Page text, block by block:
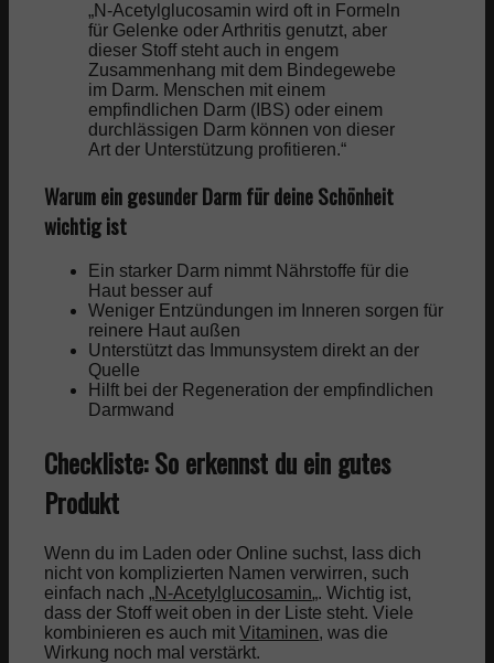
„N-Acetylglucosamin wird oft in Formeln
für Gelenke oder Arthritis genutzt, aber
dieser Stoff steht auch in engem
Zusammenhang mit dem Bindegewebe
im Darm. Menschen mit einem
empfindlichen Darm (IBS) oder einem
durchlässigen Darm können von dieser
Art der Unterstützung profitieren.“
Warum ein gesunder Darm für deine Schönheit
wichtig ist
Ein starker Darm nimmt Nährstoffe für die
Haut besser auf
Weniger Entzündungen im Inneren sorgen für
reinere Haut außen
Unterstützt das Immunsystem direkt an der
Quelle
Hilft bei der Regeneration der empfindlichen
Darmwand
Checkliste: So erkennst du ein gutes
Produkt
Wenn du im Laden oder Online suchst, lass dich
nicht von komplizierten Namen verwirren, such
einfach nach „N-Acetylglucosamin„. Wichtig ist,
dass der Stoff weit oben in der Liste steht. Viele
kombinieren es auch mitVitaminen, was die
Wirkung noch mal verstärkt.